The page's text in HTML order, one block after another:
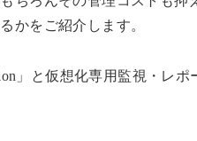
かをご紹介します。
」と仮想化専用監視・レポ